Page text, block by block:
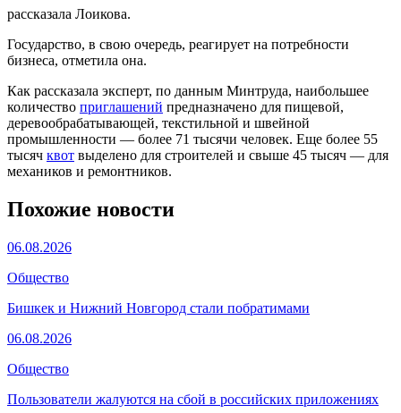
рассказала Лоикова.
Государство, в свою очередь, реагирует на потребности
бизнеса, отметила она.
Как рассказала эксперт, по данным Минтруда, наибольшее
количество приглашений предназначено для пищевой,
деревообрабатывающей, текстильной и швейной
промышленности — более 71 тысячи человек. Еще более 55
тысяч квот выделено для строителей и свыше 45 тысяч — для
механиков и ремонтников.
Похожие новости
06.08.2026
Общество
Бишкек и Нижний Новгород стали побратимами
06.08.2026
Общество
Пользователи жалуются на сбой в российских приложениях